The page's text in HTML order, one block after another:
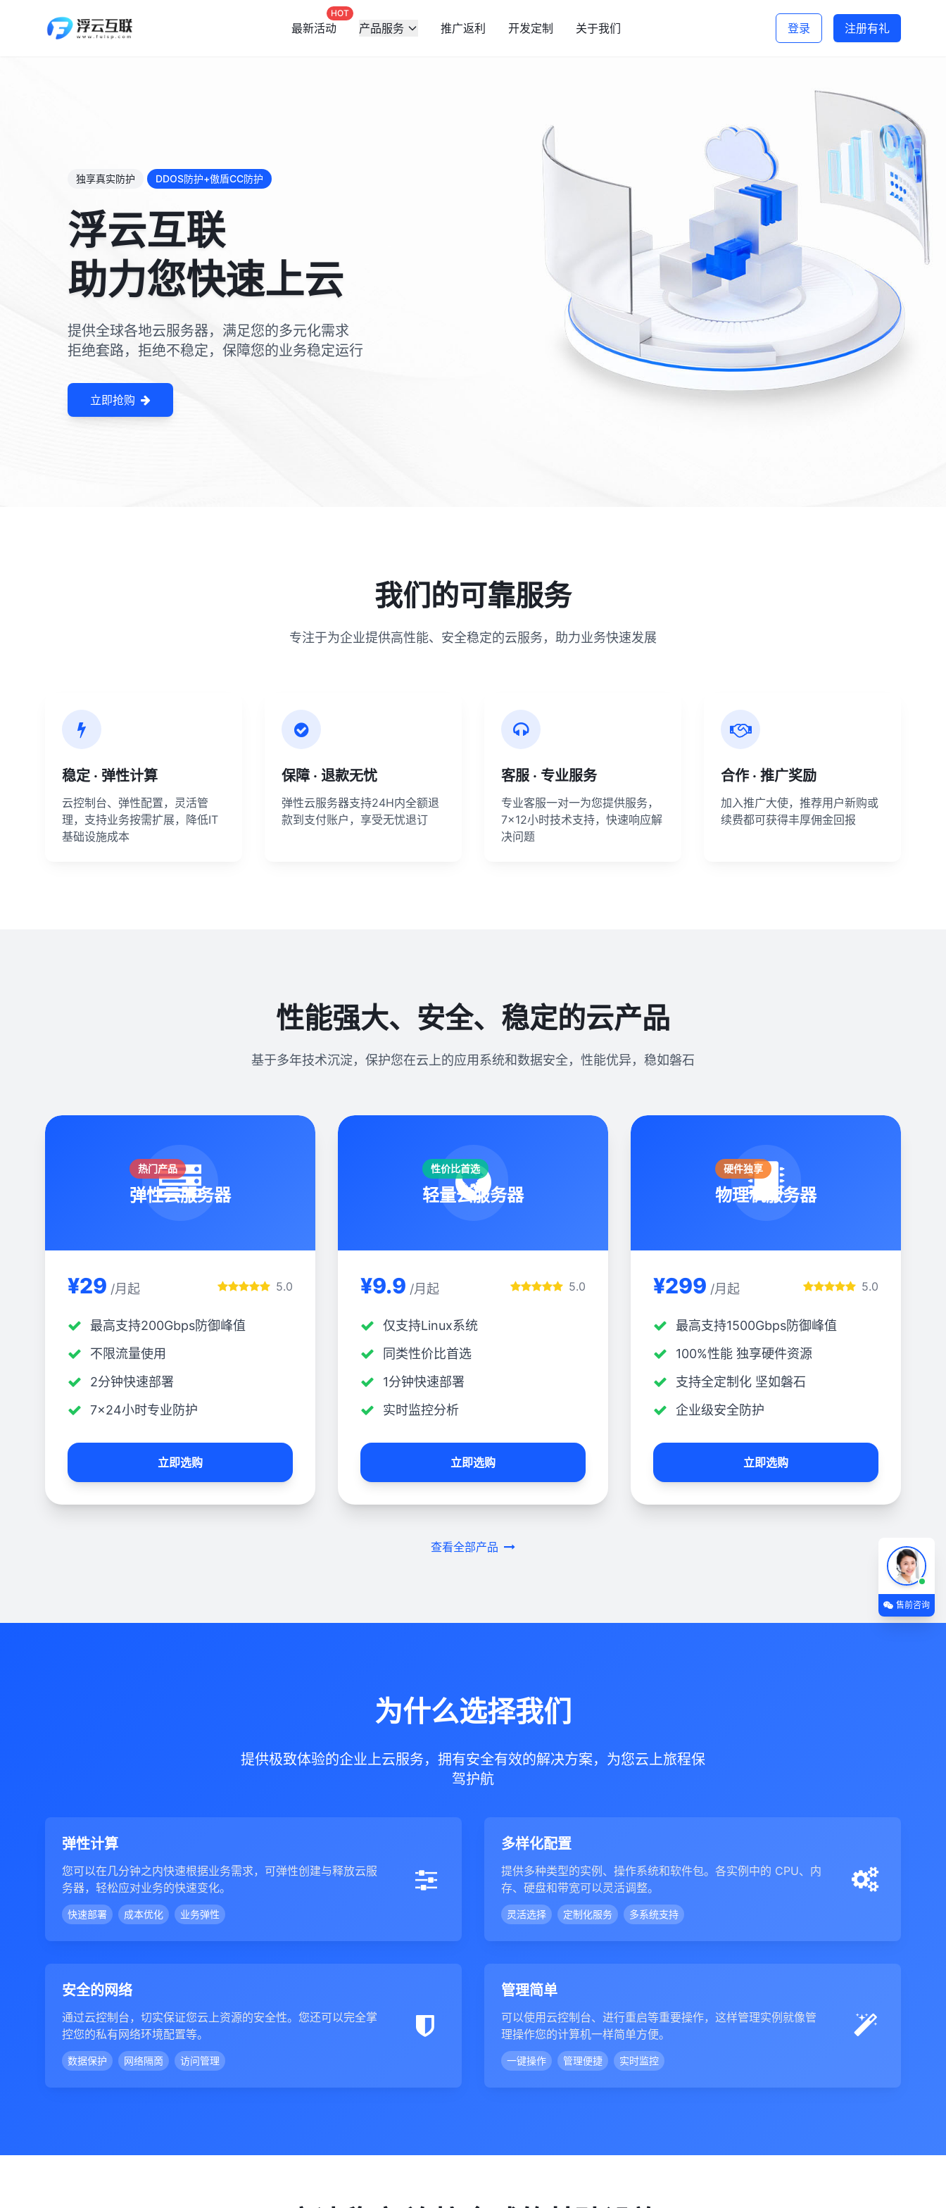
最新活动
HOT
产品服务 推广返利 开发定制 关于我们 登录 注册有礼
售前咨询
独享真实防护 DDOS防护+傲盾CC防护
浮云互联
助力您快速上云
提供全球各地云服务器，满足您的多元化需求
拒绝套路，拒绝不稳定，保障您的业务稳定运行
立即抢购
我们的可靠服务
专注于为企业提供高性能、安全稳定的云服务，助力业务快速发展
稳定 · 弹性计算
云控制台、弹性配置，灵活管
理，支持业务按需扩展，降低IT
基础设施成本
保障 · 退款无忧
弹性云服务器支持24H内全额退
款到支付账户，享受无忧退订
客服 · 专业服务
专业客服一对一为您提供服务，
7×12小时技术支持，快速响应解
决问题
合作 · 推广奖励
加入推广大使，推荐用户新购或
续费都可获得丰厚佣金回报
性能强大、安全、稳定的云产品
基于多年技术沉淀，保护您在云上的应用系统和数据安全，性能优异，稳如磐石
热门产品
弹性云服务器
¥29 /月起 5.0
最高支持200Gbps防御峰值
不限流量使用
2分钟快速部署
7×24小时专业防护
立即选购
性价比首选
轻量云服务器
¥9.9 /月起 5.0
仅支持Linux系统
同类性价比首选
1分钟快速部署
实时监控分析
立即选购
硬件独享
物理机服务器
¥299 /月起 5.0
最高支持1500Gbps防御峰值
100%性能 独享硬件资源
支持全定制化 坚如磐石
企业级安全防护
立即选购
查看全部产品
为什么选择我们
提供极致体验的企业上云服务，拥有安全有效的解决方案，为您云上旅程保
驾护航
弹性计算
您可以在几分钟之内快速根据业务需求，可弹性创建与释放云服
务器，轻松应对业务的快速变化。
快速部署 成本优化 业务弹性
多样化配置
提供多种类型的实例、操作系统和软件包。各实例中的 CPU、内
存、硬盘和带宽可以灵活调整。
灵活选择 定制化服务 多系统支持
安全的网络
通过云控制台，切实保证您云上资源的安全性。您还可以完全掌
控您的私有网络环境配置等。
数据保护 网络隔啇 访问管理
管理简单
可以使用云控制台、进行重启等重要操作，这样管理实例就像管
理操作您的计算机一样简单方便。
一键操作 管理便捷 实时监控